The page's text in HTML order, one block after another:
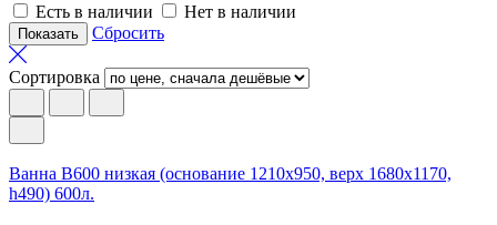
Есть в наличии
Нет в наличии
Сбросить
Сортировка
Ванна В600 низкая (основание 1210х950, верх 1680х1170,
h490) 600л.